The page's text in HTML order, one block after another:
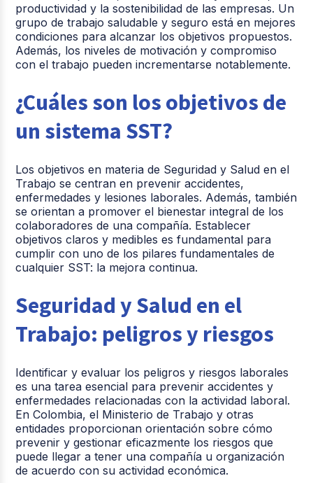
productividad y la sostenibilidad de las empresas. Un
grupo de trabajo saludable y seguro está en mejores
condiciones para alcanzar los objetivos propuestos.
Además, los niveles de motivación y compromiso
con el trabajo pueden incrementarse notablemente.
¿Cuáles son los objetivos de
un sistema SST?
Los objetivos en materia de Seguridad y Salud en el
Trabajo se centran en prevenir accidentes,
enfermedades y lesiones laborales. Además, también
se orientan a promover el bienestar integral de los
colaboradores de una compañía. Establecer
objetivos claros y medibles es fundamental para
cumplir con uno de los pilares fundamentales de
cualquier SST: la mejora continua.
Seguridad y Salud en el
Trabajo: peligros y riesgos
Identificar y evaluar los peligros y riesgos laborales
es una tarea esencial para prevenir accidentes y
enfermedades relacionadas con la actividad laboral.
En Colombia, el Ministerio de Trabajo y otras
entidades proporcionan orientación sobre cómo
prevenir y gestionar eficazmente los riesgos que
puede llegar a tener una compañía u organización
de acuerdo con su actividad económica.